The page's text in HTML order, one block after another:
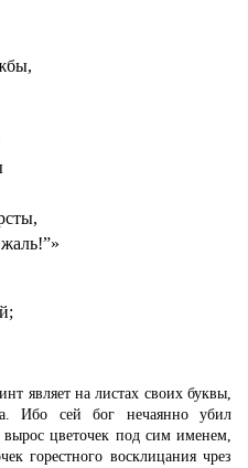
являет на листах своих буквы,
Ибо сей бог нечаянно убил
цветочек под сим именем,
горестного восклицания чрез